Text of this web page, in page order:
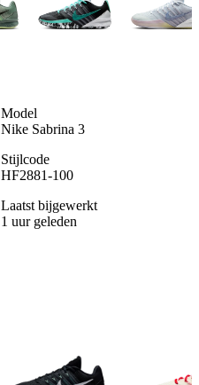
Model
Nike Sabrina 3
Stijlcode
HF2881-100
Laatst bijgewerkt
1 uur geleden